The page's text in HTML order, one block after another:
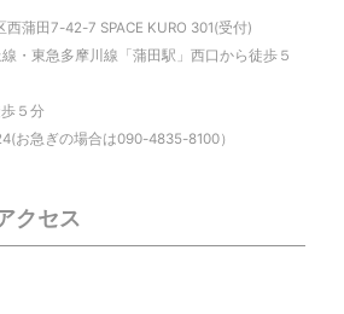
蒲田7-42-7 SPACE KURO 301(受付)
・東急多摩川線「蒲田駅」西口から徒歩５
５分
お急ぎの場合は090-4835-8100）
クセス